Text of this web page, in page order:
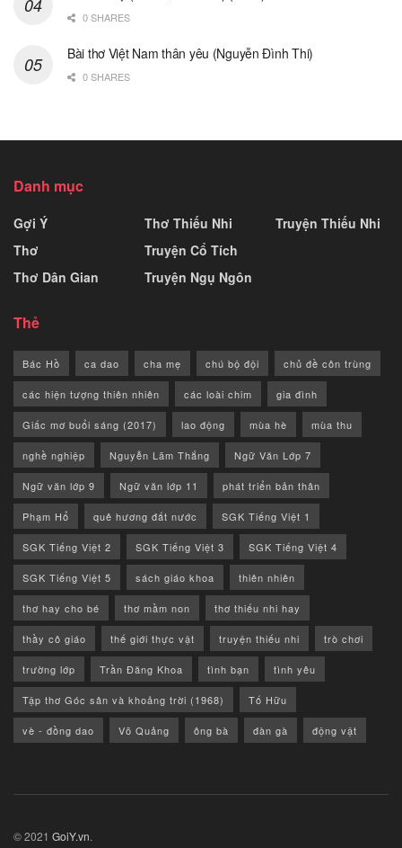
0 SHARES
Bài thơ Việt Nam thân yêu (Nguyễn Đình Thi)
0 SHARES
Danh mục
Gợi Ý
Thơ
Thơ Dân Gian
Thơ Thiếu Nhi
Truyện Cổ Tích
Truyện Ngụ Ngôn
Truyện Thiếu Nhi
Thẻ
Bác Hồ ca dao cha mẹ chú bộ đội chủ đề côn trùng
các hiện tượng thiên nhiên các loài chim gia đình
Giấc mơ buổi sáng (2017) lao động mùa hè mùa thu
nghề nghiệp Nguyễn Lãm Thắng Ngữ Văn Lớp 7
Ngữ văn lớp 9 Ngữ văn lớp 11 phát triển bản thân
Phạm Hổ quê hương đất nước SGK Tiếng Việt 1
SGK Tiếng Việt 2 SGK Tiếng Việt 3 SGK Tiếng Việt 4
SGK Tiếng Việt 5 sách giáo khoa thiên nhiên
thơ hay cho bé thơ mầm non thơ thiếu nhi hay
thầy cô giáo thế giới thực vật truyện thiếu nhi trò chơi
trường lớp Trần Đăng Khoa tình bạn tình yêu
Tập thơ Góc sân và khoảng trời (1968) Tố Hữu
vè - đồng dao Võ Quảng ông bà đàn gà động vật
© 2021 GoiY.vn.